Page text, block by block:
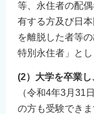
等、永住者の配
有する方及び日
を離脱した者等
特別永住者」とし
(2）大学を卒業
（令和4年3月31
の方も受験できま